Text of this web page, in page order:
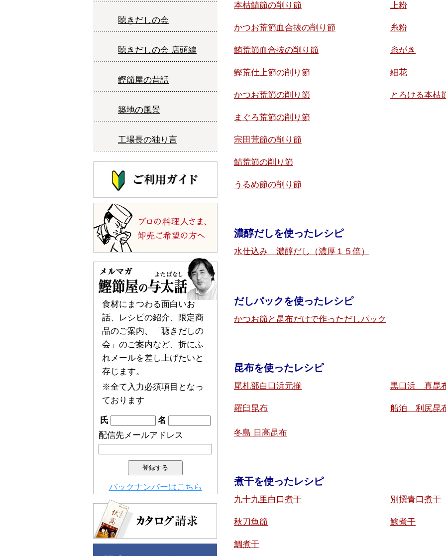
本枯鯖節の削り節
かつお荒節血合抜の削り節
鮪荒節血合抜の削り節
鰹荒仕上節の削り節
かつお荒節の削り節
まぐろ荒節の削り節
宗田荒節の削り節
鯖荒節の削り節
うるめ節の削り節
上粉
糸粉
糸がき
細花
とろける本枯
濃醇だしを使ったレシピ
水仕込み 濃醇だし（濃厚１５倍）
だしパックを使ったレシピ
かつお節と昆布だけで作っただしパック
昆布を使ったレシピ
尾札部白口浜元揃
羅臼昆布
黒口浜 真昆
船泊 利尻昆
冬島 日高昆布
煮干を使ったレシピ
九十九里白口煮干
秋刀魚節
鯛煮干
別撰青口煮干
鯵煮干
聴きだしの会
聴きだしの会 店頭編
鰹節屋の昔話
築地の風景
工場長の独り言
食材にまつわる面白いお
話、レシピの紹介、限定商
品のご案内、「聴きだしの
会」のご案内など、折にふ
れメールを差し上げたいと
存じます。
※全て入力必須項目となっ
ております
氏
名
配信先メールアドレス
バックナンバーはこちら